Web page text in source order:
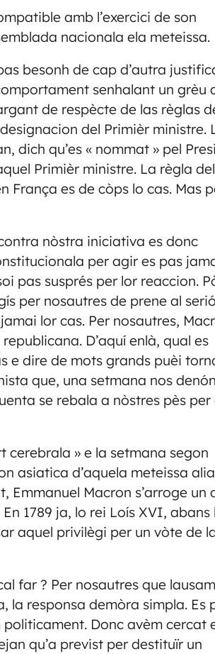
amb l’exercici de son
nacionala ela meteissa.
besonh de cap d’autra
senhalant un grèu
de respècte de las règlas
del Primièr ministre.
dich qu’es « nommat » pel
Primièr ministre. La règla
França es de còps lo cas. Mas
nòstra iniciativa es donc
per agir es pas
pas susprés per lor reaccion.
per nosautres de prene al
lor cas. Per nosautres,
D’aquí enlà, qual es
e dire de mots grands puèi
que, una setmana nos
se rebala a nòstres pès per
cerebrala » e la setmana segon
asiatica d’aquela meteissa
Emmanuel Macron s’arroge un
1789 ja, lo rei Loís XVI, abans
aquel privilègi per un vòte de
far ? Per nosautres que
la responsa demòra simpla. Es
politicament. Donc avèm cercat
qu’a previst per destituïr un